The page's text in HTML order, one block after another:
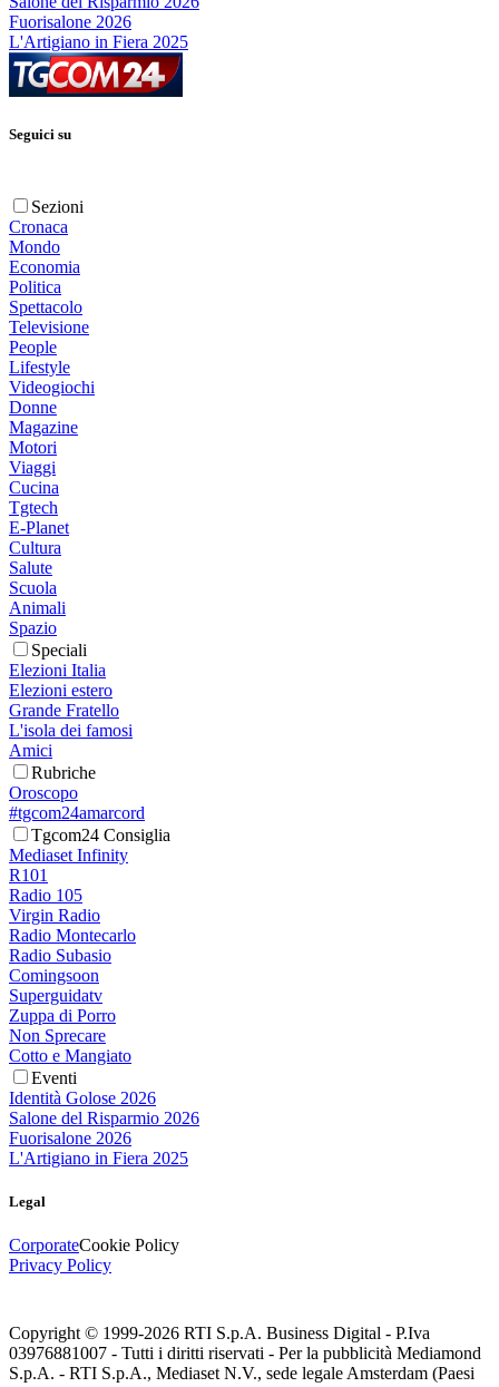
Fuorisalone 2026
L'Artigiano in Fiera 2025
Seguici su
Sezioni
Cronaca
Mondo
Economia
Politica
Spettacolo
Televisione
People
Lifestyle
Videogiochi
Donne
Magazine
Motori
Viaggi
Cucina
Tgtech
E-Planet
Cultura
Salute
Scuola
Animali
Spazio
Speciali
Elezioni Italia
Elezioni estero
Grande Fratello
L'isola dei famosi
Amici
Rubriche
Oroscopo
#tgcom24amarcord
Tgcom24 Consiglia
Mediaset Infinity
R101
Radio 105
Virgin Radio
Radio Montecarlo
Radio Subasio
Comingsoon
Superguidatv
Zuppa di Porro
Non Sprecare
Cotto e Mangiato
Eventi
Identità Golose 2026
Salone del Risparmio 2026
Fuorisalone 2026
L'Artigiano in Fiera 2025
Legal
CorporateCookie Policy
Privacy Policy
Copyright © 1999-2026 RTI S.p.A. Business Digital - P.Iva
03976881007 - Tutti i diritti riservati - Per la pubblicità Mediamond
S.p.A. - RTI S.p.A., Mediaset N.V., sede legale Amsterdam (Paesi